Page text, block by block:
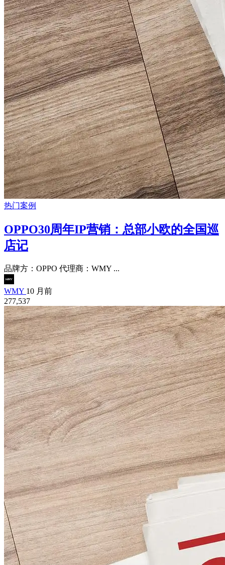
热门案例
OPPO30周年IP营销：总部小欧的全国巡
店记
品牌方：OPPO 代理商：WMY ...
WMY 10 月前
277,537